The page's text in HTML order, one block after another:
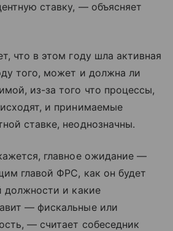
ставку, — объясняет
что в этом году шла активная
того, может и должна ли
из-за того что процессы,
и принимаемые
ставке, неоднозначны.
главное ожидание —
главой ФРС, как он будет
должности и какие
— фискальные или
— считает собеседник